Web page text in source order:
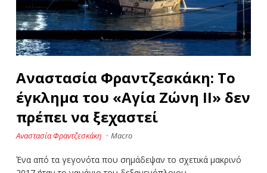
Αναστασία Φραντζεσκάκη: Το
έγκλημα του «Αγία Ζώνη ΙΙ» δεν
πρέπει να ξεχαστεί
Αναστασία Φραντζεσκάκη · Macro
Ένα από τα γεγονότα που σημάδεψαν το σχετικά μακρινό